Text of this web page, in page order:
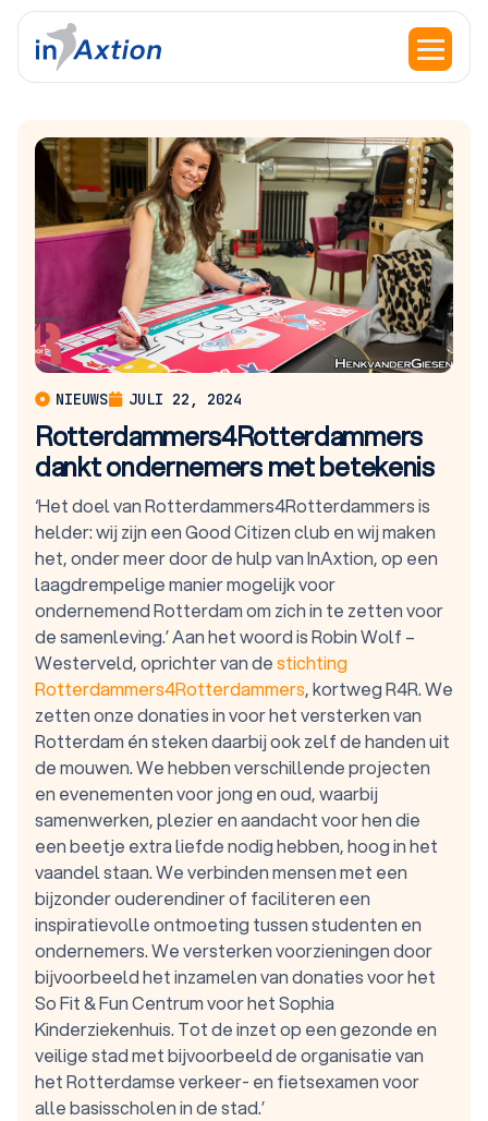
NIEUWS JULI 22, 2024
Rotterdammers4Rotterdammers
dankt ondernemers met betekenis
‘Het doel van Rotterdammers4Rotterdammers is
helder: wij zijn een Good Citizen club en wij maken
het, onder meer door de hulp van InAxtion, op een
laagdrempelige manier mogelijk voor
ondernemend Rotterdam om zich in te zetten voor
de samenleving.’ Aan het woord is Robin Wolf –
Westerveld, oprichter van destichting
Rotterdammers4Rotterdammers, kortweg R4R. We
zetten onze donaties in voor het versterken van
Rotterdam én steken daarbij ook zelf de handen uit
de mouwen. We hebben verschillende projecten
en evenementen voor jong en oud, waarbij
samenwerken, plezier en aandacht voor hen die
een beetje extra liefde nodig hebben, hoog in het
vaandel staan. We verbinden mensen met een
bijzonder ouderendiner of faciliteren een
inspiratievolle ontmoeting tussen studenten en
ondernemers. We versterken voorzieningen door
bijvoorbeeld het inzamelen van donaties voor het
So Fit & Fun Centrum voor het Sophia
Kinderziekenhuis. Tot de inzet op een gezonde en
veilige stad met bijvoorbeeld de organisatie van
het Rotterdamse verkeer- en fietsexamen voor
alle basisscholen in de stad.’